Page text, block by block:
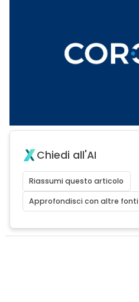
Chiedi all'AI
Riassumi questo articolo
Approfondisci con altre fonti